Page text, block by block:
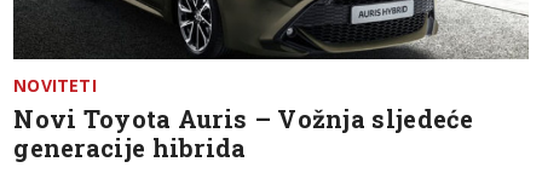
NOVITETI
Novi Toyota Auris – Vožnja sljedeće
generacije hibrida